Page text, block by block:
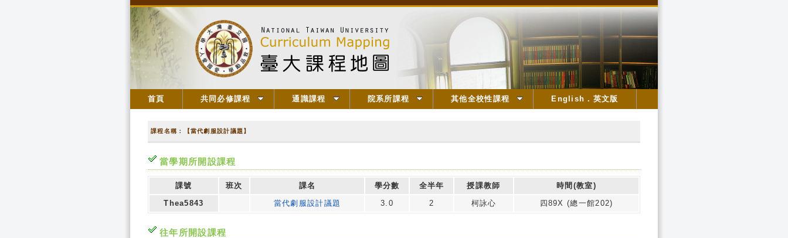
首頁 共同必修課程 通識課程 院系所課程 其他全校性課程 English．英文版
課程名稱：【當代劇服設計議題】
當學期所開設課程
課號 班次 課名 學分數 全半年 授課教師
時間(教室)
Thea5843
當代劇服設計議題 3.0 2 柯詠心 四89X (總一館202)
往年所開設課程